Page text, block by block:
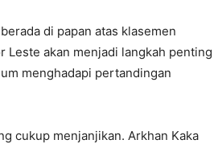
di papan atas klasemen
Leste akan menjadi langkah penting
menghadapi pertandingan
cukup menjanjikan. Arkhan Kaka